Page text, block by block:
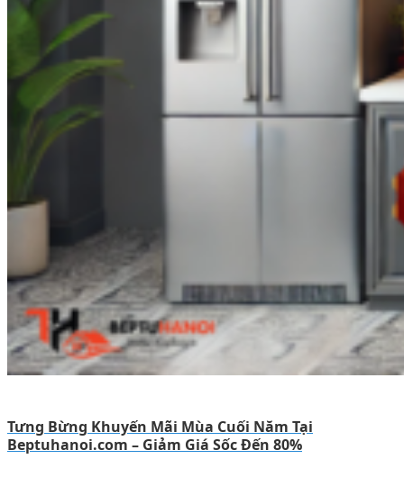
Tưng Bừng Khuyến Mãi Mùa Cuối Năm Tại
Beptuhanoi.com – Giảm Giá Sốc Đến 80%